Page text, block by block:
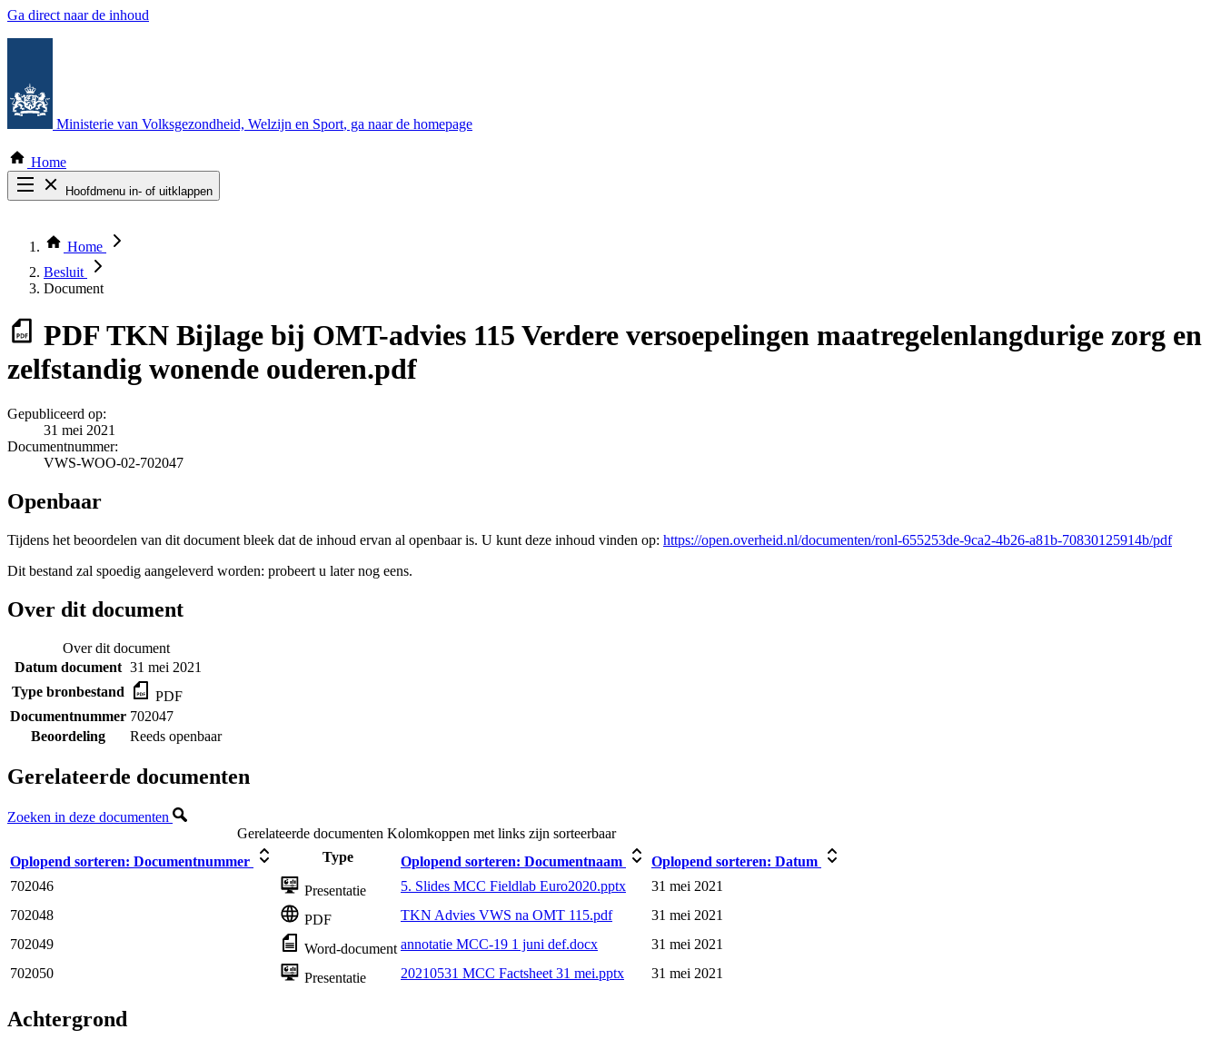
Ga direct naar de inhoud
Ministerie van Volksgezondheid, Welzijn en Sport, ga naar de homepage
Home
Hoofdmenu in- of uitklappen
Thema COVID-19
Bekijk per bestuursorgaan
Home
Besluit
Document
PDF TKN Bijlage bij OMT-advies 115 Verdere versoepelingen maatregelenlangdurige zorg en
zelfstandig wonende ouderen.pdf
Gepubliceerd op:
31 mei 2021
Documentnummer:
VWS-WOO-02-702047
Openbaar
Tijdens het beoordelen van dit document bleek dat de inhoud ervan al openbaar is. U kunt deze inhoud vinden op: https://open.overheid.nl/documenten/ronl-655253de-9ca2-4b26-a81b-70830125914b/pdf
Dit bestand zal spoedig aangeleverd worden: probeert u later nog eens.
Over dit document
Over dit document
Datum document 31 mei 2021
Type bronbestand
PDF
Documentnummer 702047
Beoordeling
Reeds openbaar
Gerelateerde documenten
Zoeken in deze documenten
Gerelateerde documenten Kolomkoppen met links zijn sorteerbaar
Oplopend sorteren: Documentnummer Type Oplopend sorteren: Documentnaam Oplopend sorteren: Datum
702046
Presentatie 5. Slides MCC Fieldlab Euro2020.pptx
31 mei 2021
702048
PDF TKN Advies VWS na OMT 115.pdf
31 mei 2021
702049
Word-document annotatie MCC-19 1 juni def.docx
31 mei 2021
702050
Presentatie 20210531 MCC Factsheet 31 mei.pptx 31 mei 2021
Achtergrond